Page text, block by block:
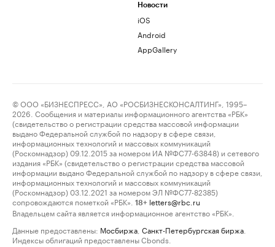
Новости
iOS
Android
AppGallery
© ООО «БИЗНЕСПРЕСС», АО «РОСБИЗНЕСКОНСАЛТИНГ», 1995–
2026. Сообщения и материалы информационного агентства «РБК»
(свидетельство о регистрации средства массовой информации
выдано Федеральной службой по надзору в сфере связи,
информационных технологий и массовых коммуникаций
(Роскомнадзор) 09.12.2015 за номером ИА №ФС77-63848) и сетевого
издания «РБК» (свидетельство о регистрации средства массовой
информации выдано Федеральной службой по надзору в сфере связи,
информационных технологий и массовых коммуникаций
(Роскомнадзор) 03.12.2021 за номером ЭЛ №ФС77-82385)
сопровождаются пометкой «РБК».
18+ letters@rbc.ru
Владельцем сайта является информационное агентство «РБК».
Данные предоставлены: Мосбиржа Санкт-Петербургская биржа
Индексы облигаций предоставлены Cbonds.